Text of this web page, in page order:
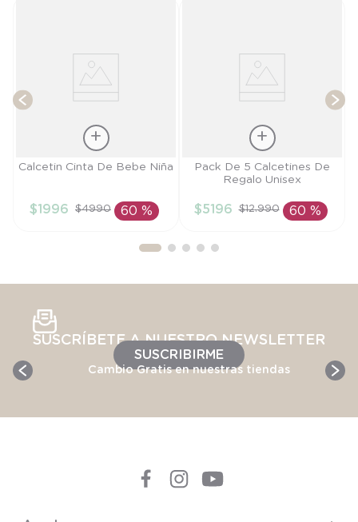
Talla
AÑADIR AL
Calcetin Cinta De Bebe Niña
$1996 $4990 60 %
Talla
AÑADIR AL
Pack De 5 Calcetines De
Regalo Unisex
$5196 $12.990 60 %
SUSCRÍBETE A NUESTRO NEWSLETTER
SUSCRIBIRME
Cambio Gratis en nuestras tiendas